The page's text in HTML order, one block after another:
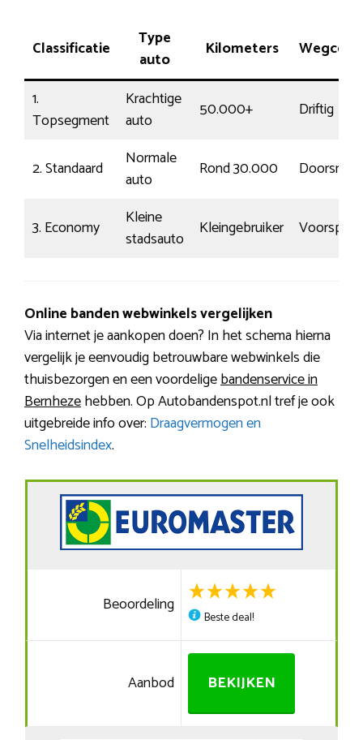
Classificatie
Type
auto
Kilometers
1.
Topsegment
Krachtige
auto
50.000+ Driftig
2. Standaard
Normale
auto
Rond 30.000 Doorsnee
3. Economy
Kleine
stadsauto
Kleingebruiker
Online banden webwinkels vergelijken
Via internet je aankopen doen? In het schema hierna
vergelijk je eenvoudig betrouwbare webwinkels die
thuisbezorgen en een voordeligebandenservice in
Bernhezehebben. Op Autobandenspot.nl tref je ook
uitgebreide info over: Draagvermogen en
Snelheidsindex.
Beoordeling
Beste deal!
Aanbod BEKIJKEN